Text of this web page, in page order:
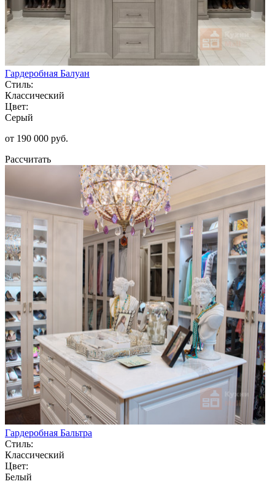
Гардеробная Балуан
Стиль:
Классический
Цвет:
Серый
от 190 000 руб.
Рассчитать
Гардеробная Бальтра
Стиль:
Классический
Цвет:
Белый